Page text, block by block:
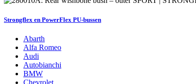
Strongflex en PowerFlex PU-bussen
Abarth
Alfa Romeo
Audi
Autobianchi
BMW
Chevrolet